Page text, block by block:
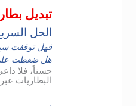
تبديل
الحل
فهل توقفت
هل ضغطت
حسناً، فلا
البطاريات